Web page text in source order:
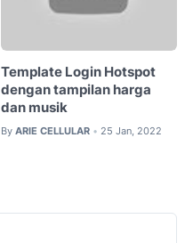
Template Login Hotspot
dengan tampilan harga
dan musik
By ARIE CELLULAR • 25 Jan, 2022